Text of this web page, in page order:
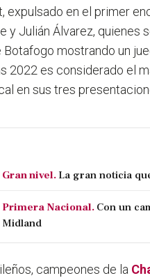
expulsado en el primer
y Julián Álvarez, quienes
Botafogo mostrando un
2022 es considerado el
en sus tres
Gran nivel. La gran noticia
Primera Nacional. Con un
Midland
campeones de la